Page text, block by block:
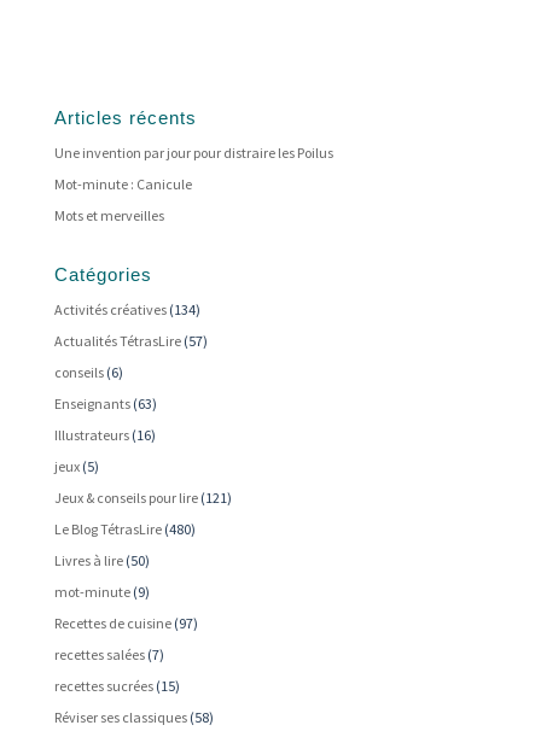
Articles récents
Une invention par jour pour distraire les Poilus
Mot-minute : Canicule
Mots et merveilles
Catégories
Activités créatives(134)
Actualités TétrasLire(57)
conseils(6)
Enseignants(63)
Illustrateurs(16)
jeux(5)
Jeux & conseils pour lire(121)
Le Blog TétrasLire(480)
Livres à lire(50)
mot-minute(9)
Recettes de cuisine(97)
recettes salées(7)
recettes sucrées(15)
Réviser ses classiques(58)